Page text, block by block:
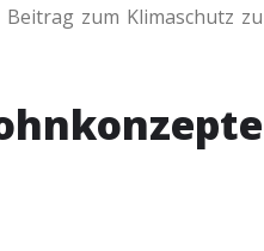
zum Klimaschutz zu